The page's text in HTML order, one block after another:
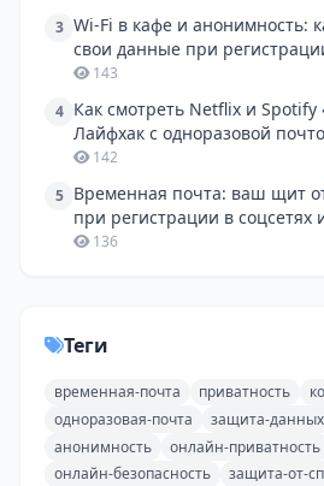
3 Wi-Fi в кафе и анонимность:
свои данные при
143
4 Как смотреть Netflix и Spotify
Лайфхак с одноразовой
142
5 Временная почта: ваш щит
при регистрации в соцсетях
136
Теги
временная-почта приватность
одноразовая-почта
защита-данных
анонимность
онлайн-приватность
онлайн-безопасность
защита-от-